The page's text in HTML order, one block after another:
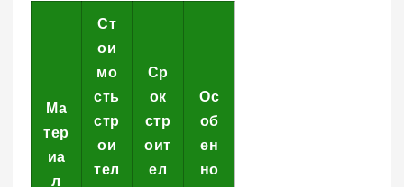
Ма
тер
иа
л
Ст
ои
мо
сть
стр
ои
тел
Ср
ок
стр
оит
ел
Ос
об
ен
но